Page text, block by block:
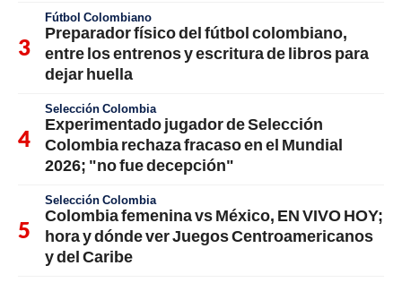
Fútbol Colombiano
Preparador físico del fútbol colombiano,
entre los entrenos y escritura de libros para
dejar huella
Selección Colombia
Experimentado jugador de Selección
Colombia rechaza fracaso en el Mundial
2026; "no fue decepción"
Selección Colombia
Colombia femenina vs México, EN VIVO HOY;
hora y dónde ver Juegos Centroamericanos
y del Caribe